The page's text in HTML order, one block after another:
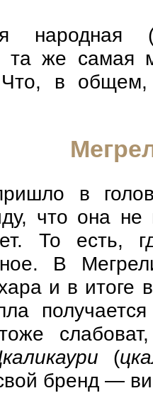
народная
та же самая
в общем,
в
что она не
То есть,
В
и в итоге
(
бренд —